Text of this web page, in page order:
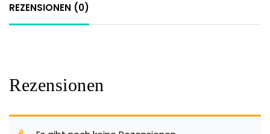
REZENSIONEN (0)
Rezensionen